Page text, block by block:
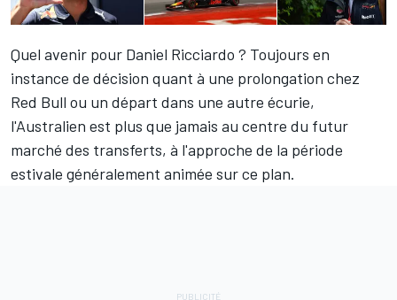
Quel avenir pour Daniel Ricciardo ? Toujours en
instance de décision quant à une prolongation chez
Red Bull ou un départ dans une autre écurie,
l'Australien est plus que jamais au centre du futur
marché des transferts, à l'approche de la période
estivale généralement animée sur ce plan.